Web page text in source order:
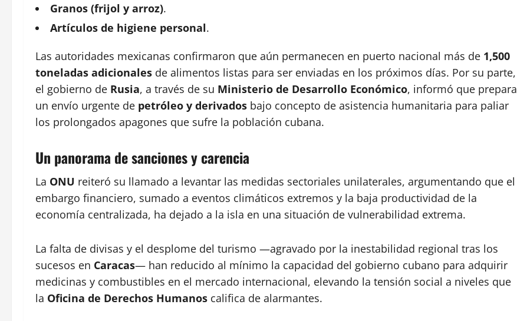
Granos (frijol y arroz).
Artículos de higiene personal.
Las autoridades mexicanas confirmaron que aún permanecen en puerto nacional más de 1,500
toneladas adicionales de alimentos listas para ser enviadas en los próximos días. Por su parte,
el gobierno de Rusia, a través de su Ministerio de Desarrollo Económico, informó que prepara
un envío urgente de petróleo y derivados bajo concepto de asistencia humanitaria para paliar
los prolongados apagones que sufre la población cubana.
Un panorama de sanciones y carencia
La ONU reiteró su llamado a levantar las medidas sectoriales unilaterales, argumentando que el
embargo financiero, sumado a eventos climáticos extremos y la baja productividad de la
economía centralizada, ha dejado a la isla en una situación de vulnerabilidad extrema.
La falta de divisas y el desplome del turismo —agravado por la inestabilidad regional tras los
sucesos en Caracas— han reducido al mínimo la capacidad del gobierno cubano para adquirir
medicinas y combustibles en el mercado internacional, elevando la tensión social a niveles que
la Oficina de Derechos Humanos califica de alarmantes.